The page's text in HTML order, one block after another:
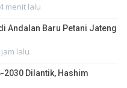
menit lalu
Andalan Baru Petani Jateng
jam lalu
2030 Dilantik, Hashim